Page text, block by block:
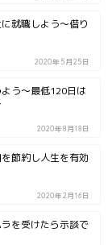
就職しよう～借り
2020年5月25日
う～最低120日は
2020年8月18日
節約し人生を有効
2020年2月16日
を受けたら示談で